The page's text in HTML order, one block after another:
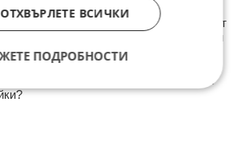
хвалят Русия не отиват там. Най-
копейка с цел пропаганда да снима от
в Москва рафтовете с цел да ни убеди
там и как санкциите имали обратен
трябвало да ги смъкнем 🤣🤣🤣 Ами
за матушката ви Русия що да ги
ОТХВЪРЛЕТЕ ВСИЧКИ
ПОДРОБНОСТИ